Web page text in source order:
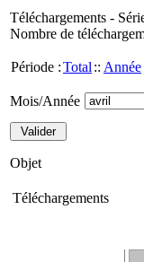
Téléchargements -
Nombre de
Période :Total :: Année
Mois/Année
Objet
Téléchargements